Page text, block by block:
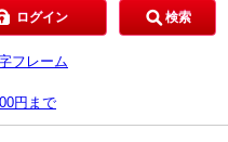
ログイン 検索
フレーム
円まで
先で選ぶ